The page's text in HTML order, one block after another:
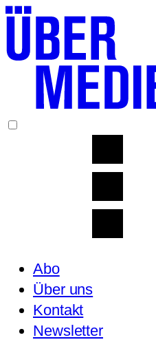
Abo
Über uns
Kontakt
Newsletter